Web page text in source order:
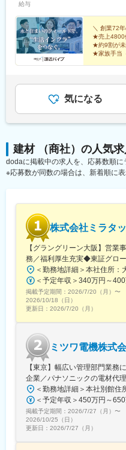
福岡県/佐賀県/長崎県/熊
勤OK！（営業所による）
駅、下館二高前駅、偕楽
陸多賀駅、羽鳥駅、江曽
佐野市駅、野木駅、自治
駅、新伊勢崎駅、太田駅(
駅、南鳩ケ谷駅、戸田公
駅、新所沢駅、石原駅(埼
のり台駅、西船橋駅、南
(東京都)、練馬高野台駅
京王八王子駅、羽村駅、
駅、小机駅、北久里浜駅
間駅、淵野辺駅、平塚駅
野々市駅(ＩＲいしかわ鉄
駅、乙女駅、信濃国分寺
大町駅、豊科駅、西岐阜
鳥羽口駅、福知山市民病
阪モノレール)、南摂津駅
屋川市駅、藤阪駅、吉田
駅、石才駅、鶴原駅、道
駅、北伊丹駅、コウノト
駅、東加古川駅、厄神駅
神宮前駅、櫟本駅、神前
阪駅、学文路駅、湖山駅
駅、中庄駅、備前片上駅
道駅、竹原駅、安芸長束
島駅、南岩国駅、新南陽
波富田駅、三条駅(香川県)
駅、葛島橋東詰駅、後免
城駅、飯塚駅、行橋駅、
賀駅、高田駅(長崎県)、幸
駅、高城駅、宮崎駅、南
駅、福島駅(福島県)、松戸
新宿駅、立川南駅、新大
駅、膳所本町駅、くいな
山駅、廿日市駅、西高須
給与
＼ 創業72
★売上4800
★約9割が
★家族手当
気になる
建材 （商社）の人気
dodaに掲載中の求人を、応募数順に
※応募数が同数の場合は、新着順に表
株式会社ミラタ
【グラングリーン大阪】営
務／福利厚生充実◆東証グロ
掲載予定期間： 2026/7/20（月） 〜
2026/10/18（日）
更新日： 2026/7/20（月）
ミツワ電機株式
【東京】幅広い管理部門業
企業／パナソニックの電材代
掲載予定期間： 2026/7/27（月） 〜
2026/10/25（日）
更新日： 2026/7/27（月）